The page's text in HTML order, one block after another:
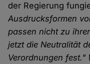
der Regierung
Ausdrucksformen
passen nicht zu
jetzt die Neutralität
Verordnungen fest."